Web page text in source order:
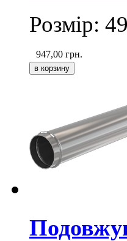
Розмір:
947,00 грн.